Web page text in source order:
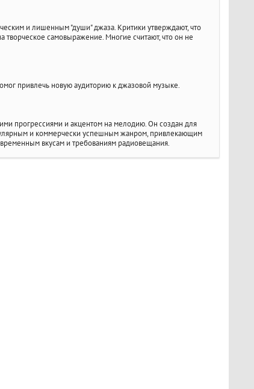
и лишенным "души" джаза. Критики утверждают, что
самовыражение. Многие считают, что он не
привлечь новую аудиторию к джазовой музыке.
прогрессиями и акцентом на мелодию. Он создан для
и коммерчески успешным жанром, привлекающим
вкусам и требованиям радиовещания.